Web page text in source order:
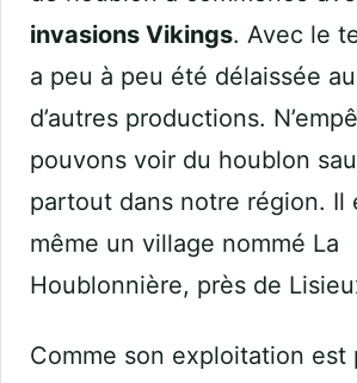
invasions Vikings. Avec le
a peu à peu été délaissée
d’autres productions.
pouvons voir du houblon
partout dans notre région. Il
même un village nommé La
Houblonnière, près de
Comme son exploitation est